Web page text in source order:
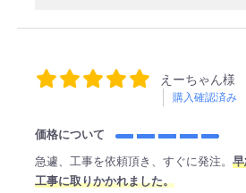
えーちゃん様
購入確認済み
価格について
急遽、工事を依頼頂き、すぐに発注。
工事に取りかかれました。